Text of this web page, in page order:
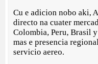
Cu e adicion nobo aki,
directo na cuater
Colombia, Peru, Brasil
mas e presencia
servicio aereo.